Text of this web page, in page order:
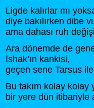
Ligde kalırlar mı
diye bakılırken dibe
ama dahası ruh
Ara dönemde de
İshak’ın kankisi,
geçen sene Tarsus
Bu takım kolay kolay
bir yere dün itibariyle